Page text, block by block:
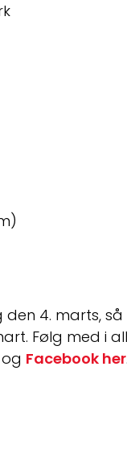
4. marts,
Følg med i
og Facebook her.